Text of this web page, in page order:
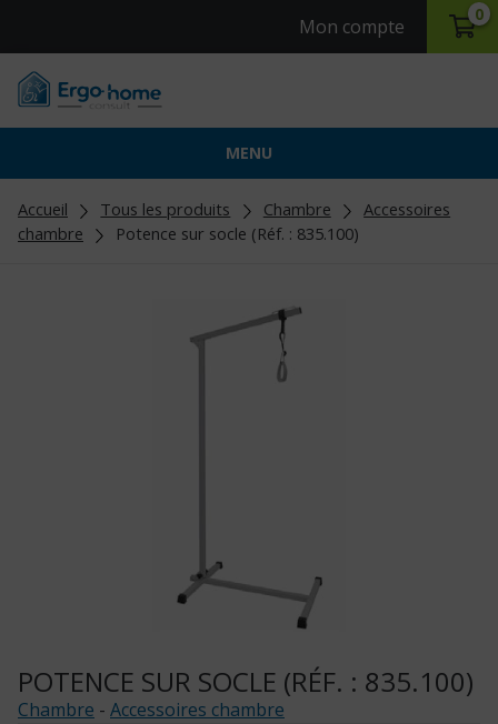
Mon compte
0
MENU
Accueil Tous les produits Chambre
Accessoires
chambre
Potence sur socle (Réf. : 835.100)
POTENCE SUR SOCLE (RÉF. : 835.100)
Chambre - Accessoires chambre